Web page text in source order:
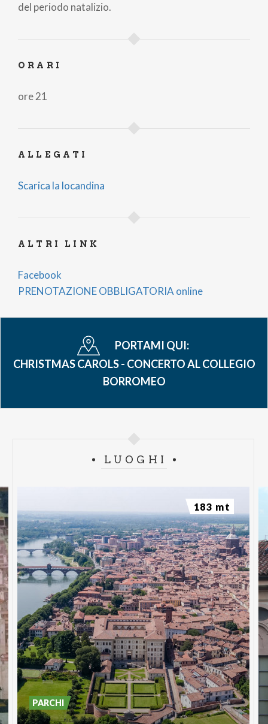
del periodo natalizio.
ORARI
ore 21
ALLEGATI
Scarica la locandina
ALTRI LINK
Facebook
PRENOTAZIONE OBBLIGATORIA online
PORTAMI QUI:
CHRISTMAS CAROLS - CONCERTO AL COLLEGIO
BORROMEO
LUOGHI
PARCHI
183 mt